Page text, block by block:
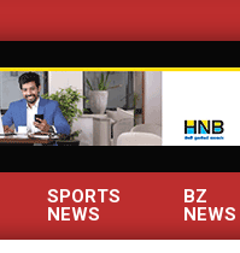
SPORTS
NEWS
BZ
NEWS